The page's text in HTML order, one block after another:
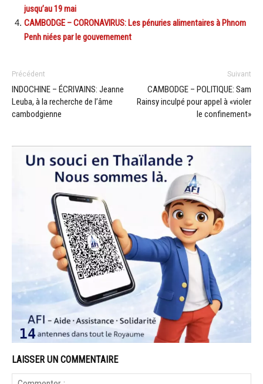
jusqu’au 19 mai
CAMBODGE – CORONAVIRUS: Les pénuries alimentaires à Phnom
Penh niées par le gouvernement
Précédent
INDOCHINE – ÉCRIVAINS: Jeanne
Leuba, à la recherche de l’âme
cambodgienne
Suivant
CAMBODGE – POLITIQUE: Sam
Rainsy inculpé pour appel à «violer
le confinement»
LAISSER UN COMMENTAIRE